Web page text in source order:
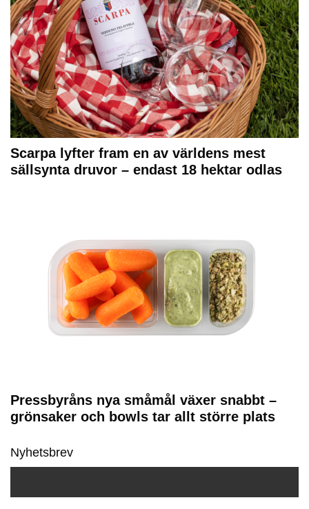
Scarpa lyfter fram en av världens mest
sällsynta druvor – endast 18 hektar odlas
Pressbyråns nya småmål växer snabbt –
grönsaker och bowls tar allt större plats
Nyhetsbrev